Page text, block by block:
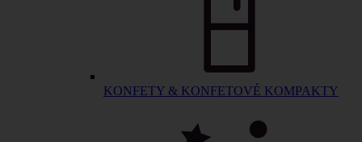
KONFETY & KONFETOVÉ KOMPAKTY